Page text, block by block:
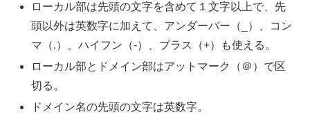
ローカル部は先頭の文字を含めて１文字以上で、先
頭以外は英数字に加えて、アンダーバー（_）、コン
マ（.）、ハイフン（-）、プラス（+）も使える。
ローカル部とドメイン部はアットマーク（＠）で区
切る。
ドメイン名の先頭の文字は英数字。